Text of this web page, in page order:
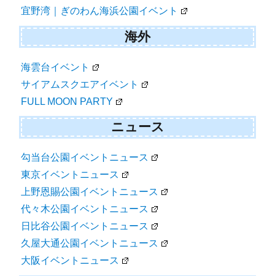
宜野湾｜ぎのわん海浜公園イベント
海外
海雲台イベント
サイアムスクエアイベント
FULL MOON PARTY
ニュース
勾当台公園イベントニュース
東京イベントニュース
上野恩賜公園イベントニュース
代々木公園イベントニュース
日比谷公園イベントニュース
久屋大通公園イベントニュース
大阪イベントニュース